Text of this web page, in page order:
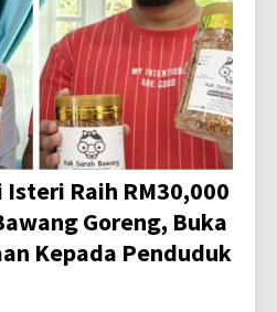
Isteri Raih RM30,000
Goreng, Buka
Kepada Penduduk